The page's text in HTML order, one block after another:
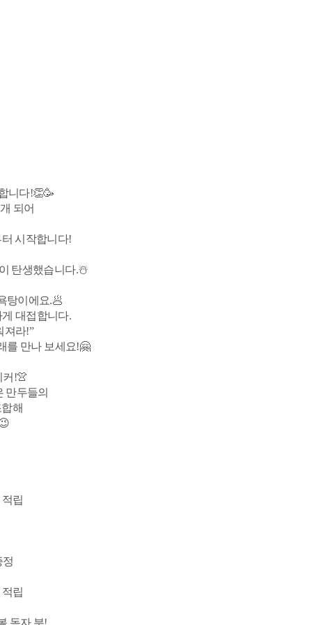
니다!👏🥳
되어
시작합니다!
탄생했습니다.☃️
탕이에요.🥟
대접합니다.
져라!”
를 만나 보세요!🤗
커!👚
만두들의
해
립
정
립
독자 분!